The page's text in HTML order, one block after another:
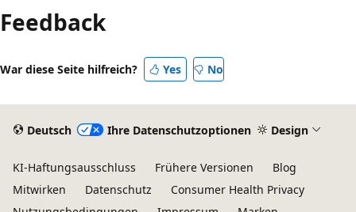
Feedback
War diese Seite hilfreich? Yes No
Deutsch Ihre Datenschutzoptionen Design
KI-Haftungsausschluss Frühere Versionen
Blog
Mitwirken
Datenschutz
Consumer Health Privacy